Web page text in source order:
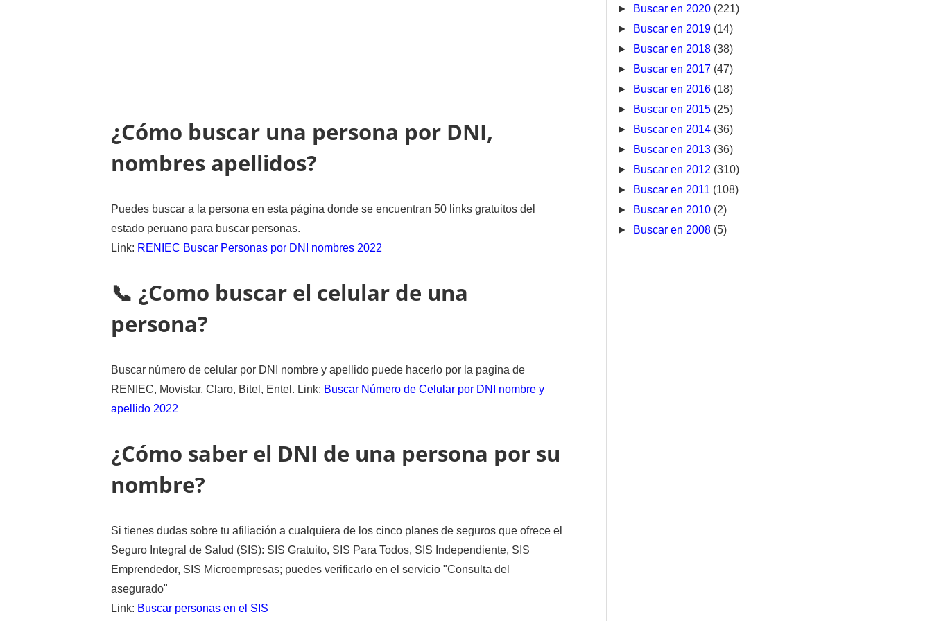
¿Cómo buscar una persona por DNI,
nombres apellidos?
Puedes buscar a la persona en esta página donde se encuentran 50 links gratuitos del
estado peruano para buscar personas.
Link: RENIEC Buscar Personas por DNI nombres 2022
📞 ¿Como buscar el celular de una
persona?
Buscar número de celular por DNI nombre y apellido puede hacerlo por la pagina de
RENIEC, Movistar, Claro, Bitel, Entel. Link: Buscar Número de Celular por DNI nombre y
apellido 2022
¿Cómo saber el DNI de una persona por su
nombre?
Si tienes dudas sobre tu afiliación a cualquiera de los cinco planes de seguros que ofrece el
Seguro Integral de Salud (SIS): SIS Gratuito, SIS Para Todos, SIS Independiente, SIS
Emprendedor, SIS Microempresas; puedes verificarlo en el servicio "Consulta del
asegurado"
Link: Buscar personas en el SIS
►
Buscar en 2020 (221)
►
Buscar en 2019 (14)
►
Buscar en 2018 (38)
►
Buscar en 2017 (47)
►
Buscar en 2016 (18)
►
Buscar en 2015 (25)
►
Buscar en 2014 (36)
►
Buscar en 2013 (36)
►
Buscar en 2012 (310)
►
Buscar en 2011 (108)
►
Buscar en 2010 (2)
►
Buscar en 2008 (5)